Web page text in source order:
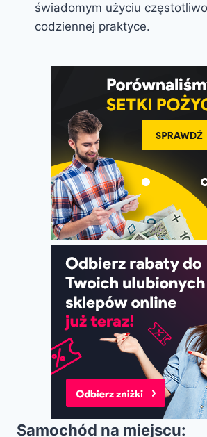
świadomym użyciu
codziennej praktyce.
Samochód na miejscu: